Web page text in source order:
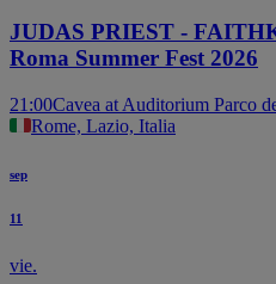
JUDAS PRIEST -
Roma Summer Fest 2026
21:00Cavea at Auditorium Parco
Rome, Lazio, Italia
sep
11
vie.